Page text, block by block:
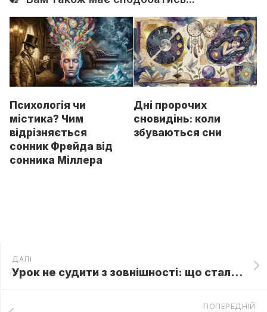
Психологія чи
містика? Чим
відрізняється
сонник Фрейда від
сонника Міллера
Дні пророчих
сновидінь: коли
збуваються сни
ДАЛІ
Урок не судити з зовнішності: що сталося, коли мільйонер взяв свою прибиральницю на ділову зустріч
ПОПЕРЕДНІЙ